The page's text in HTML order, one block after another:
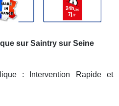
sur Saintry sur Seine
: Intervention Rapide et